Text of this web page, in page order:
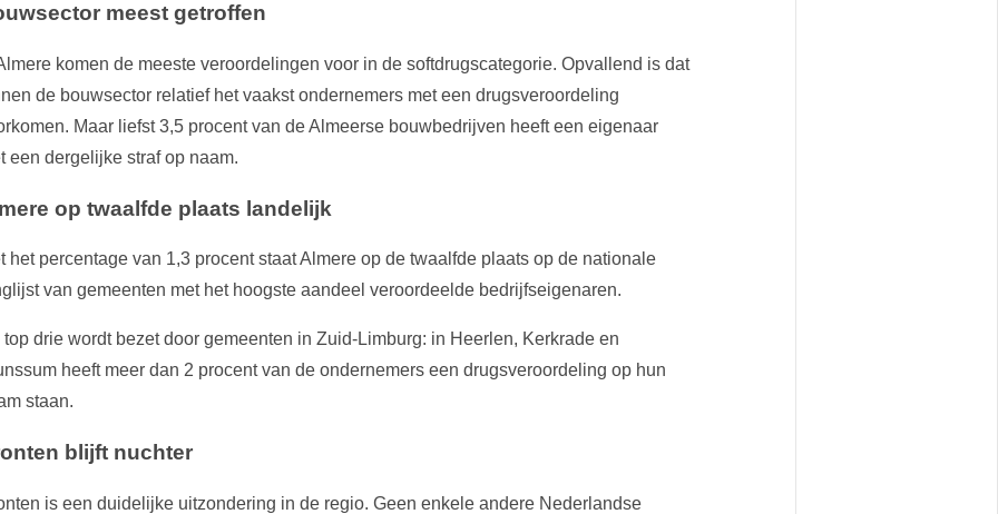
meest getroffen
komen de meeste veroordelingen voor in de softdrugscategorie. Opvallend is dat
de bouwsector relatief het vaakst ondernemers met een drugsveroordeling
Maar liefst 3,5 procent van de Almeerse bouwbedrijven heeft een eigenaar
een dergelijke straf op naam.
op twaalfde plaats landelijk
het percentage van 1,3 procent staat Almere op de twaalfde plaats op de nationale
van gemeenten met het hoogste aandeel veroordeelde bedrijfseigenaren.
top drie wordt bezet door gemeenten in Zuid-Limburg: in Heerlen, Kerkrade en
heeft meer dan 2 procent van de ondernemers een drugsveroordeling op hun
staan.
blijft nuchter
is een duidelijke uitzondering in de regio. Geen enkele andere Nederlandse